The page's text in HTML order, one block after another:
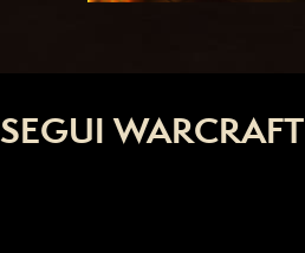
SEGUI WARCRAFT